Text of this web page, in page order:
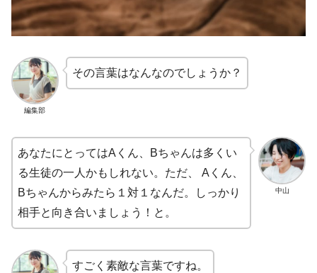
編集部
その言葉はなんなのでしょうか？
中山
あなたにとってはAくん、Bちゃんは多くい
る生徒の一人かもしれない。ただ、 Aくん、
Bちゃんからみたら１対１なんだ。しっかり
相手と向き合いましょう！と。
すごく素敵な言葉ですね。